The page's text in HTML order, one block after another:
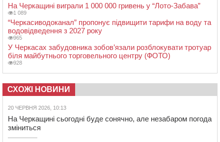
На Черкащині виграли 1 000 000 гривень у “Лото-Забава”
1 089
“Черкасиводоканал” пропонує підвищити тарифи на воду та
водовідведення з 2027 року
965
У Черкасах забудовника зобов’язали розблокувати тротуар
біля майбутнього торговельного центру (ФОТО)
928
СХОЖІ НОВИНИ
20 ЧЕРВНЯ 2026, 10:13
На Черкащині сьогодні буде сонячно, але незабаром погода
зміниться